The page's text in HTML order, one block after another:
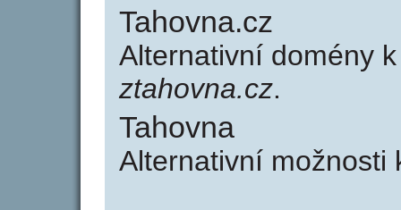
Tahovna.cz
Alternativní domény
ztahovna.cz.
Tahovna
Alternativní